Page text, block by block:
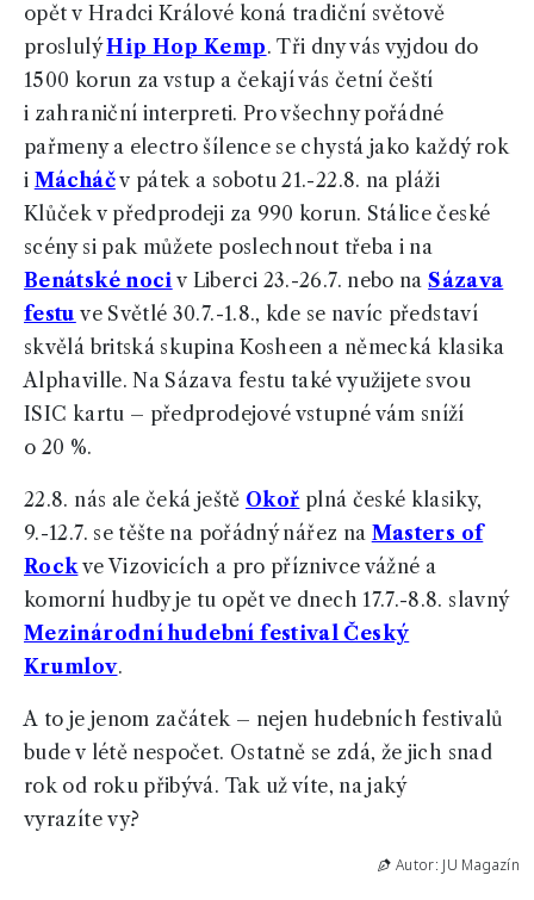
opět v Hradci Králové koná tradiční světově
proslulýHip Hop Kemp. Tři dny vás vyjdou do
1500 korun za vstup a čekají vás četní čeští
i zahraniční interpreti. Pro všechny pořádné
pařmeny a electro šílence se chystá jako každý rok
i Mácháčv pátek a sobotu 21.-22.8. na pláži
Klůček v předprodeji za 990 korun. Stálice české
scény si pak můžete poslechnout třeba i na
Benátské noci v Liberci 23.-26.7. nebo naSázava
festu ve Světlé 30.7.-1.8., kde se navíc představí
skvělá britská skupina Kosheen a německá klasika
Alphaville. Na Sázava festu také využijete svou
ISIC kartu – předprodejové vstupné vám sníží
o 20 %.
22.8. nás ale čeká ještě Okoř plná české klasiky,
9.-12.7. se těšte na pořádný nářez na Masters of
Rockve Vizovicích a pro příznivce vážné a
komorní hudby je tu opět ve dnech 17.7.-8.8. slavný
Mezinárodní hudební festival Český
Krumlov.
A to je jenom začátek – nejen hudebních festivalů
bude v létě nespočet. Ostatně se zdá, že jich snad
rok od roku přibývá. Tak už víte, na jaký
vyrazíte vy?
Autor: JU Magazín